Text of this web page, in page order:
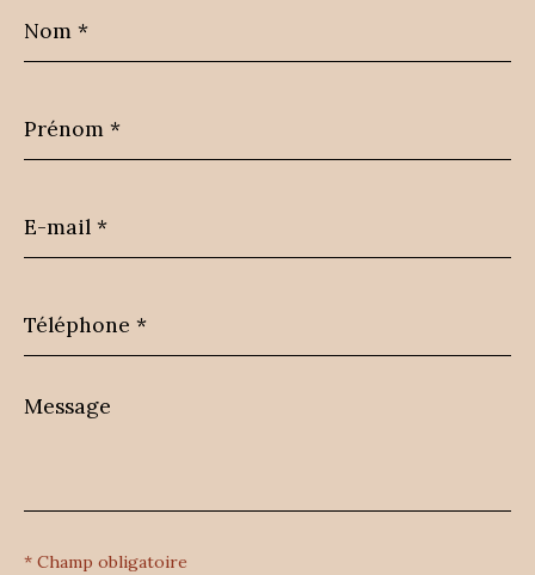
*
*
mail
*
*
Message
*
* Champ obligatoire